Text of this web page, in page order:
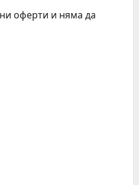
оферти и няма да